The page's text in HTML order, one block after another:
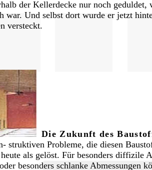
der Kellerdecke nur noch geduldet,
war. Und selbst dort wurde er jetzt
versteckt.
Die Zukunft des
struktiven Probleme, die diesen
als gelöst. Für besonders diffizile
besonders schlanke Abmessungen